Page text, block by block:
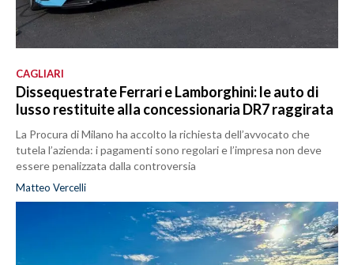
CAGLIARI
Dissequestrate Ferrari e Lamborghini: le auto di
lusso restituite alla concessionaria DR7 raggirata
La Procura di Milano ha accolto la richiesta dell’avvocato che
tutela l’azienda: i pagamenti sono regolari e l’impresa non deve
essere penalizzata dalla controversia
Matteo Vercelli